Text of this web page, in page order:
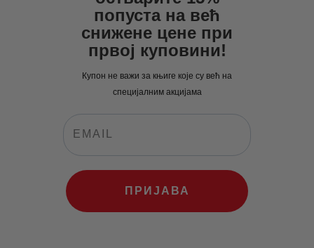
попуста на већ
снижене цене при
првој куповини!
Купон не важи за књиге које су већ на
специјалним акцијама
ПРИЈАВА